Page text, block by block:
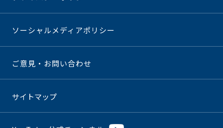
ソーシャルメディアポリシー
ご意見・お問い合わせ
サイトマップ